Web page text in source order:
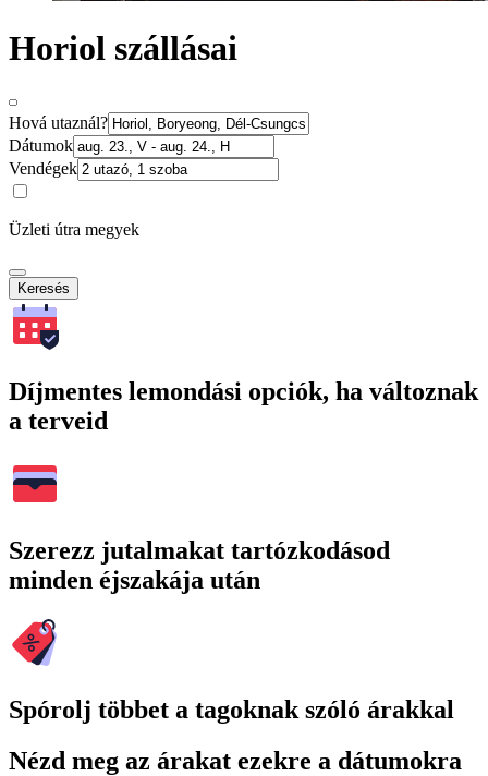
Horiol szállásai
Hová utaznál?
Dátumok
Vendégek
Üzleti útra megyek
Keresés
Díjmentes lemondási opciók, ha változnak
a terveid
Szerezz jutalmakat tartózkodásod
minden éjszakája után
Spórolj többet a tagoknak szóló árakkal
Nézd meg az árakat ezekre a dátumokra